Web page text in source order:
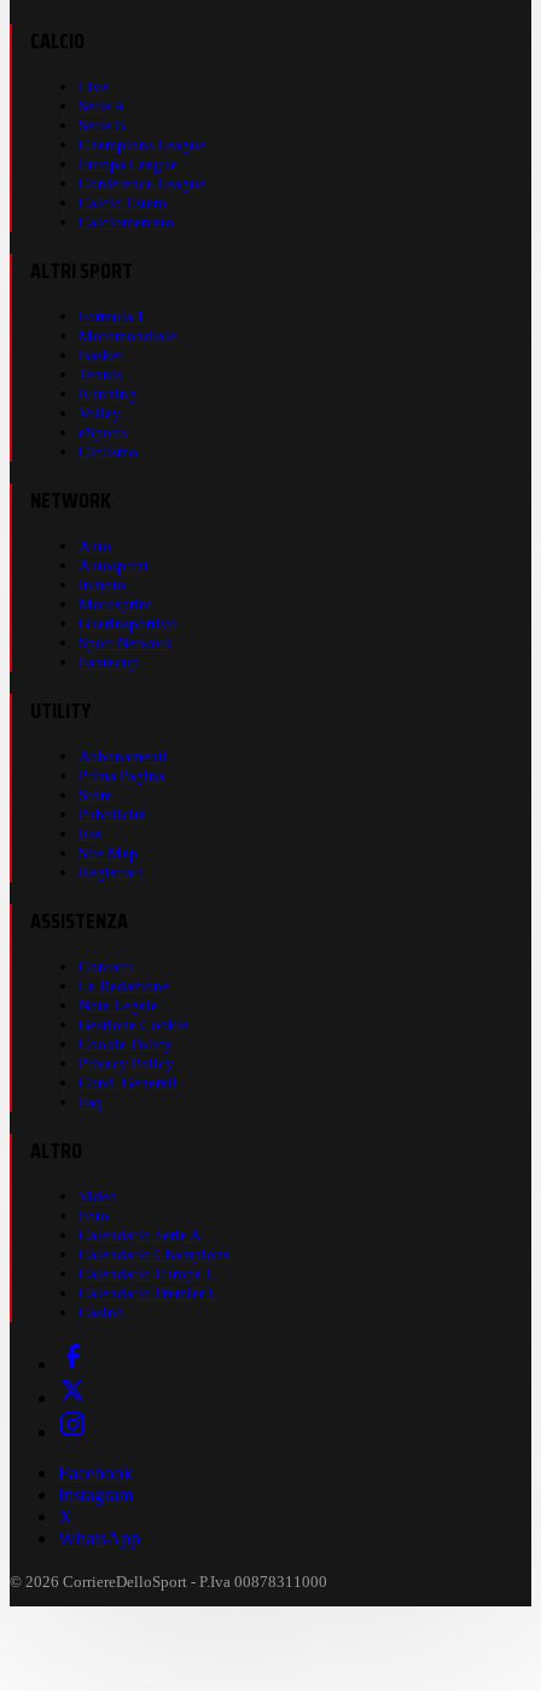
Live
Serie A
Serie B
Champions League
Europa League
Conference League
Calcio Estero
Calciomercato
Formula 1
Motomondiale
Basket
Tennis
Running
Volley
eSports
Ciclismo
Auto
Autosprint
Inmoto
Motosprint
Guerinsportivo
Sport Network
Fantacup
Abbonamenti
Prima Pagina
Store
Pubblicità
Rss
Site Map
Registrati
Contatti
La Redazione
Nota Legale
Gestione Cookie
Cookie Policy
Privacy Policy
Cond. Generali
Faq
Video
Foto
Calendario Serie A
Calendario Champions
Calendario Europa L.
Calendario Premier L.
Casinò
Facebook
Instagram
X
WhatsApp
© 2026 CorriereDelloSport - P.Iva 00878311000